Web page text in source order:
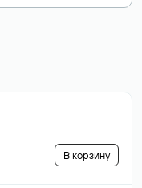
В корзину